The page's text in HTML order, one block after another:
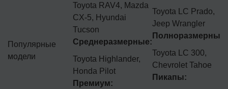
Популярные
модели
Toyota RAV4, Mazda
CX-5, Hyundai
Tucson
Среднеразмерные:
Toyota Highlander,
Honda Pilot
Премиум:
Toyota LC Prado,
Jeep Wrangler
Полноразмерные:
Toyota LC 300,
Chevrolet Tahoe
Пикапы: